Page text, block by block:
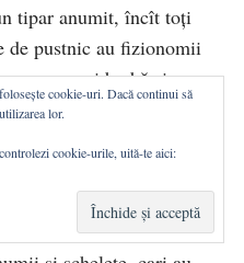
tipar anumit, încît toţi
de pustnic au fizionomii
aceeaşi barbă şi
Orientului. Aceste
chiar cele adînc
omului în cele mai
icoanele orientale
cookie-uri. Dacă continui să
lor.
cookie-urile, uită-te aici: